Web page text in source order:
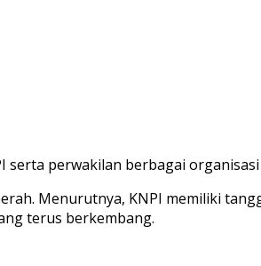
serta perwakilan berbagai
Menurutnya, KNPI memiliki
terus berkembang.